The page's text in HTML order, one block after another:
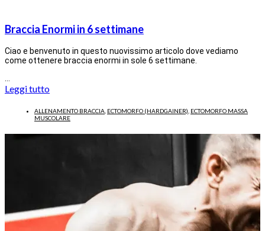
Braccia Enormi in 6 settimane
Ciao e benvenuto in questo nuovissimo articolo dove vediamo
come ottenere braccia enormi in sole 6 settimane.
Leggi tutto
ALLENAMENTO BRACCIA ECTOMORFO (HARDGAINER) ECTOMORFO MASSA
MUSCOLARE